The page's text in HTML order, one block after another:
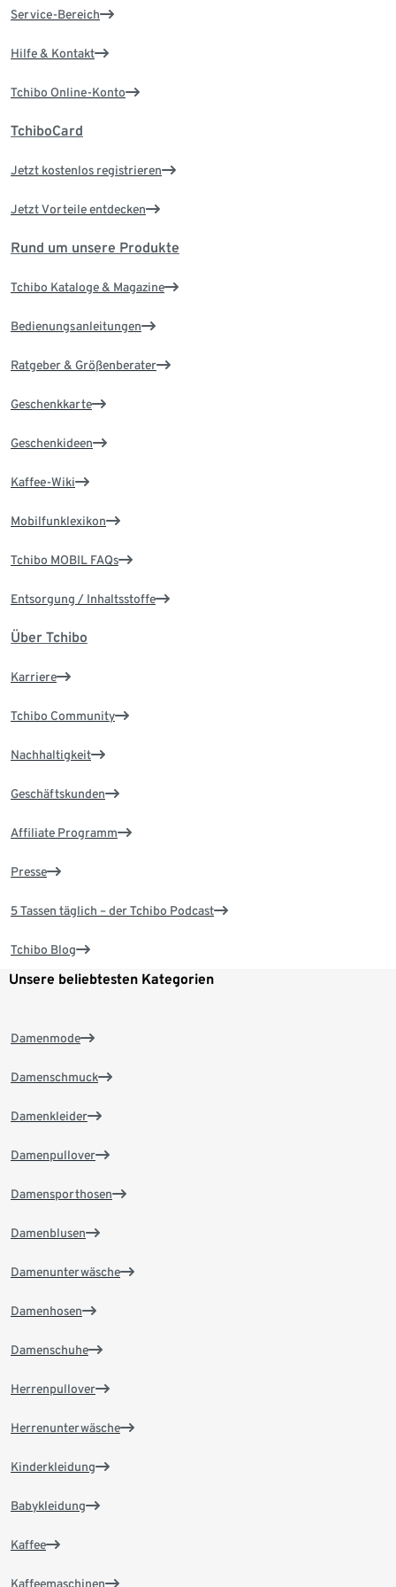
Service-Bereich
Hilfe & Kontakt
Tchibo Online-Konto
TchiboCard
Jetzt kostenlos registrieren
Jetzt Vorteile entdecken
Rund um unsere Produkte
Tchibo Kataloge & Magazine
Bedienungsanleitungen
Ratgeber & Größenberater
Geschenkkarte
Geschenkideen
Kaffee-Wiki
Mobilfunklexikon
Tchibo MOBIL FAQs
Entsorgung / Inhaltsstoffe
Über Tchibo
Karriere
Tchibo Community
Nachhaltigkeit
Geschäftskunden
Affiliate Programm
Presse
5 Tassen täglich – der Tchibo Podcast
Tchibo Blog
Unsere beliebtesten Kategorien
Damenmode
Damenschmuck
Damenkleider
Damenpullover
Damensporthosen
Damenblusen
Damenunterwäsche
Damenhosen
Damenschuhe
Herrenpullover
Herrenunterwäsche
Kinderkleidung
Babykleidung
Kaffee
Kaffeemaschinen